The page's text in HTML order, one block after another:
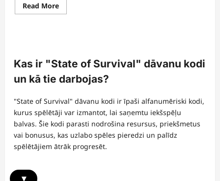
Read MoreRead
more
atklāt,
kopienas
padomi
Kas ir "State of Survival" dāvanu kodi
un kā tie darbojas?
"State of Survival" dāvanu kodi ir īpaši alfanumēriski kodi,
kurus spēlētāji var izmantot, lai saņemtu iekšspēļu
balvas. Šie kodi parasti nodrošina resursus, priekšmetus
vai bonusus, kas uzlabo spēles pieredzi un palīdz
spēlētājiem ātrāk progresēt.
▾